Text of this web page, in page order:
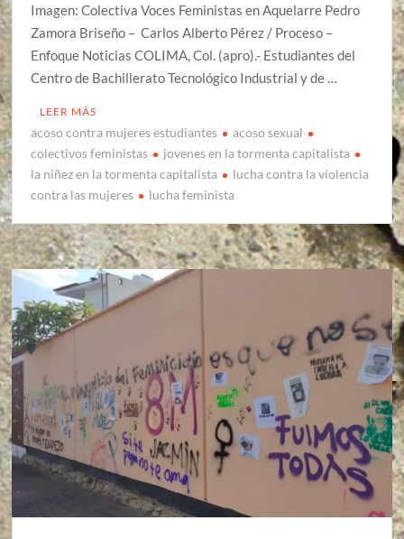
Imagen: Colectiva Voces Feministas en Aquelarre Pedro
Zamora Briseño – Carlos Alberto Pérez / Proceso –
Enfoque Noticias COLIMA, Col. (apro).- Estudiantes del
Centro de Bachillerato Tecnológico Industrial y de …
LEER MÁS
acoso contra mujeres estudiantes
acoso sexual
colectivos feministas
jovenes en la tormenta capitalista
la niñez en la tormenta capitalista
lucha contra la violencia
contra las mujeres
lucha feminista